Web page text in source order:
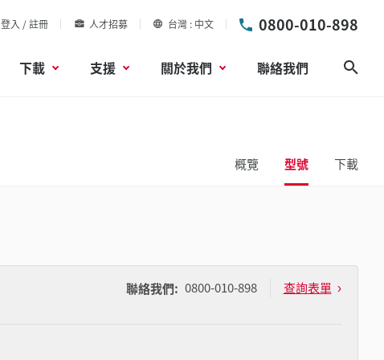
登入 / 註冊 人才招募 台灣 中文 0800-010-898
下載 支援 關於我們 聯絡我們
概覽 型號 下載
聯絡我們: 0800-010-898 查詢表單